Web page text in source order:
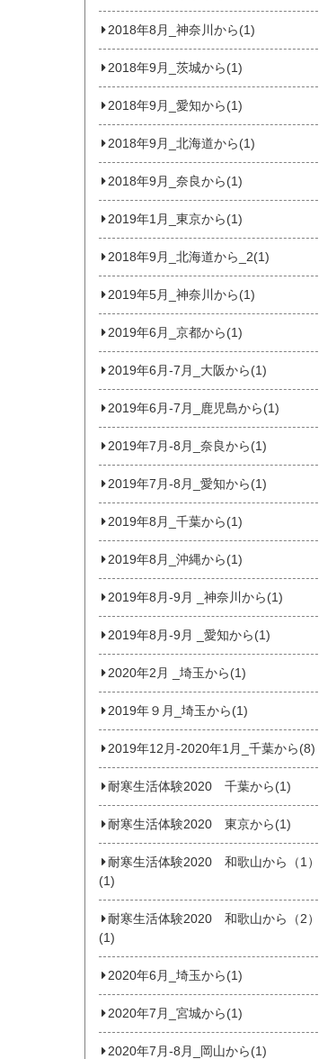
2018年8月_神奈川から(1)
2018年9月_茨城から(1)
2018年9月_愛知から(1)
2018年9月_北海道から(1)
2018年9月_奈良から(1)
2019年1月_東京から(1)
2018年9月_北海道から_2(1)
2019年5月_神奈川から(1)
2019年6月_京都から(1)
2019年6月-7月_大阪から(1)
2019年6月-7月_鹿児島から(1)
2019年7月-8月_奈良から(1)
2019年7月-8月_愛知から(1)
2019年8月_千葉から(1)
2019年8月_沖縄から(1)
2019年8月-9月 _神奈川から(1)
2019年8月-9月 _愛知から(1)
2020年2月 _埼玉から(1)
2019年９月_埼玉から(1)
2019年12月-2020年1月_千葉から(8)
耐寒生活体験2020 千葉から(1)
耐寒生活体験2020 東京から(1)
耐寒生活体験2020 和歌山から（1）
(1)
耐寒生活体験2020 和歌山から（2）
(1)
2020年6月_埼玉から(1)
2020年7月_宮城から(1)
2020年7月‐8月_岡山から(1)